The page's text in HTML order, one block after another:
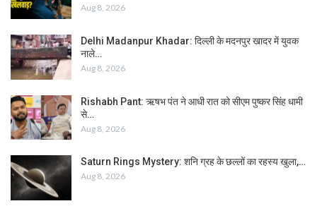
Aug 8, 2026
Delhi Madanpur Khadar: दिल्ली के मदनपुर खादर में युवक
नाले…
Aug 8, 2026
Rishabh Pant: ऋषभ पंत ने आधी रात को सीएम पुष्कर सिंह धामी
से…
Aug 8, 2026
Saturn Rings Mystery: शनि ग्रह के छल्लों का रहस्य खुला,…
Aug 8, 2026